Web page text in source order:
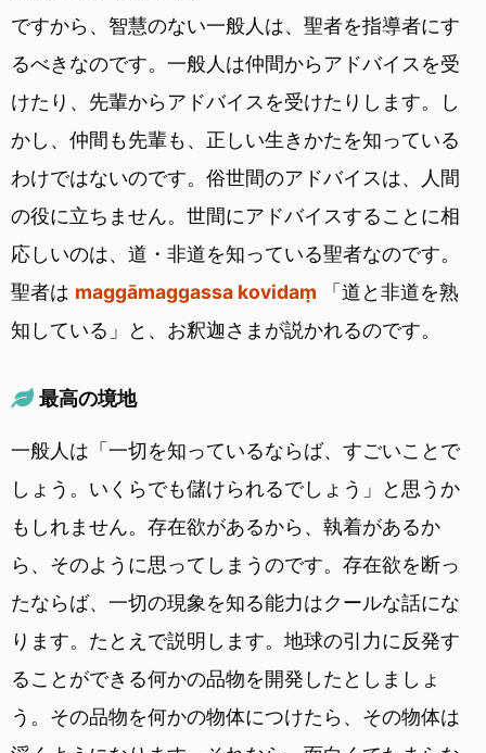
ですから、智慧のない一般人は、聖者を指導者にす
るべきなのです。一般人は仲間からアドバイスを受
けたり、先輩からアドバイスを受けたりします。し
かし、仲間も先輩も、正しい生きかたを知っている
わけではないのです。俗世間のアドバイスは、人間
の役に立ちません。世間にアドバイスすることに相
応しいのは、道・非道を知っている聖者なのです。
聖者は maggāmaggassa kovidaṃ 「道と非道を熟
知している」と、お釈迦さまが説かれるのです。
最高の境地
一般人は「一切を知っているならば、すごいことで
しょう。いくらでも儲けられるでしょう」と思うか
もしれません。存在欲があるから、執着があるか
ら、そのように思ってしまうのです。存在欲を断っ
たならば、一切の現象を知る能力はクールな話にな
ります。たとえで説明します。地球の引力に反発す
ることができる何かの品物を開発したとしましょ
う。その品物を何かの物体につけたら、その物体は